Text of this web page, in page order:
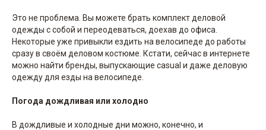
Это не проблема. Вы можете брать комплект деловой
одежды с собой и переодеваться, доехав до офиса.
Некоторые уже привыкли ездить на велосипеде до работы
сразу в своём деловом костюме. Кстати, сейчас в интернете
можно найти бренды, выпускающие casual и даже деловую
одежду для езды на велосипеде.
Погода дождливая или холодно
В дождливые и холодные дни можно, конечно, и